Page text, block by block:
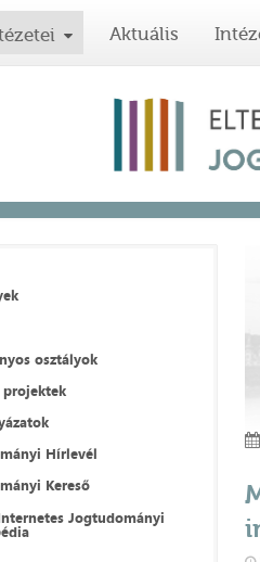
Aktuális
osztályok
projektek
Hírlevél
Kereső
Jogtudományi